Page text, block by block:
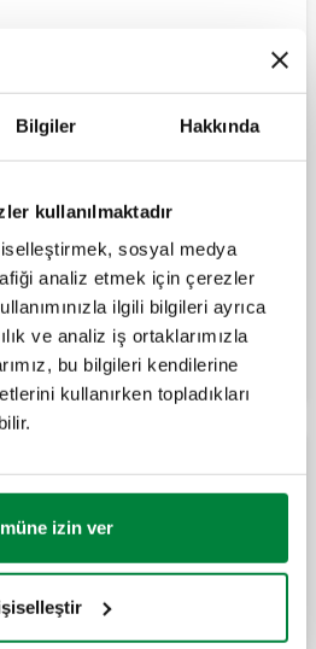
Bilgiler Hakkında
kullanılmaktadır
sosyal medya
analiz etmek için çerezler
ilgili bilgileri ayrıca
ve analiz iş ortaklarımızla
bu bilgileri kendilerine
kullanırken topladıkları
izin ver
Köşe bağlantılı kurulum.
Düz.
Genişlet
Köşe bağlantılı kurulum.